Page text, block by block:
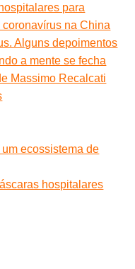
para
na China
Alguns depoimentos
a mente se fecha
Massimo Recalcati
ecossistema de
hospitalares